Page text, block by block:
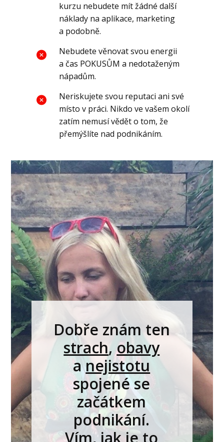
kurzu nebudete mít žádné další
náklady na aplikace, marketing
a podobně.
Nebudete věnovat svou energii
a čas POKUSŮM a nedotaženým
nápadům.
Neriskujete svou reputaci ani své
místo v práci. Nikdo ve vašem okolí
zatím nemusí vědět o tom, že
přemýšlíte nad podnikáním.
Dobře znám ten
strach,obavy
anejistotu
spojené se
začátkem
podnikání.